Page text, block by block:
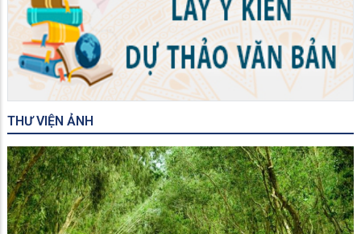
THƯ VIỆN ẢNH